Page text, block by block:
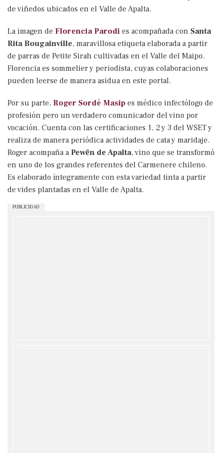
de viñedos ubicados en el Valle de Apalta.
La imagen de Florencia Parodi es acompañada con Santa
Rita Bougainville, maravillosa etiqueta elaborada a partir
de parras de Petite Sirah cultivadas en el Valle del Maipo.
Florencia es sommelier y periodista, cuyas colaboraciones
pueden leerse de manera asidua en este portal.
Por su parte, Roger Sordé Masip es médico infectólogo de
profesión pero un verdadero comunicador del vino por
vocación. Cuenta con las certificaciones 1, 2 y 3 del WSET y
realiza de manera periódica actividades de cata y maridaje.
Roger acompaña a Pewën de Apalta, vino que se transformó
en uno de los grandes referentes del Carmenere chileno.
Es elaborado íntegramente con esta variedad tinta a partir
de vides plantadas en el Valle de Apalta.
PUBLICIDAD